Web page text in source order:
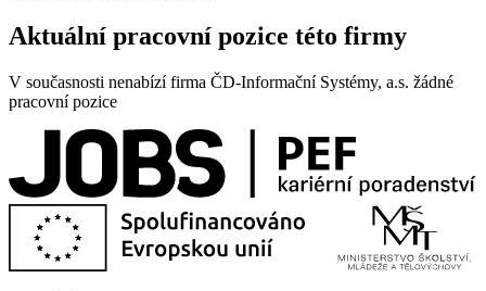
Aktuální pracovní pozice této firmy
V současnosti nenabízí firma ČD-Informační Systémy, a.s. žádné
pracovní pozice